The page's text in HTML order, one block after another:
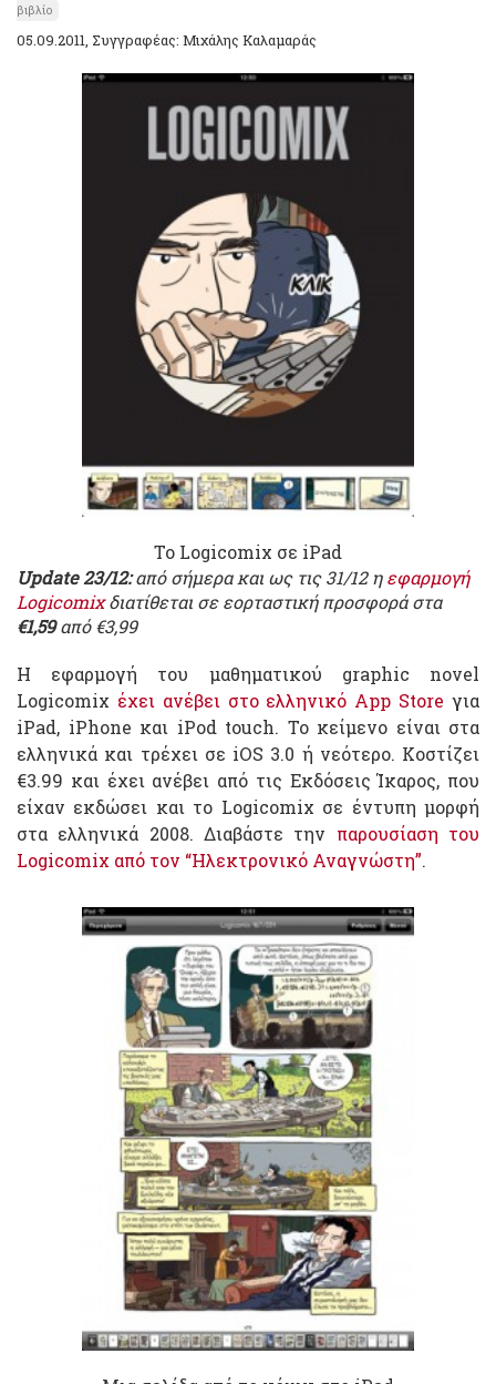
βιβλίο
05.09.2011, Συγγραφέας: Μιχάλης Καλαμαράς
Το Logicomix σε iPad
Update 23/12:από σήμερα και ως τις 31/12 ηεφαρμογή
Logicomixδιατίθεται σε εορταστική προσφορά στα
€1,59από €3,99
Η εφαρμογή του μαθηματικού graphic novel
Logicomix έχει ανέβει στο ελληνικό App Store για
iPad, iPhone και iPod touch. Το κείμενο είναι στα
ελληνικά και τρέχει σε iOS 3.0 ή νεότερο. Κοστίζει
€3.99 και έχει ανέβει από τις Εκδόσεις Ίκαρος, που
είχαν εκδώσει και το Logicomix σε έντυπη μορφή
στα ελληνικά 2008. Διαβάστε την παρουσίαση του
Logicomix από τον “Ηλεκτρονικό Αναγνώστη”.